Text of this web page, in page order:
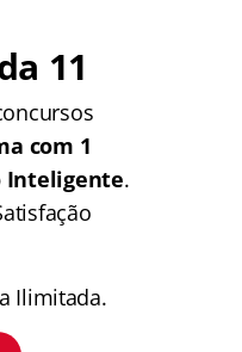
11
com 1
Inteligente.
Ilimitada.